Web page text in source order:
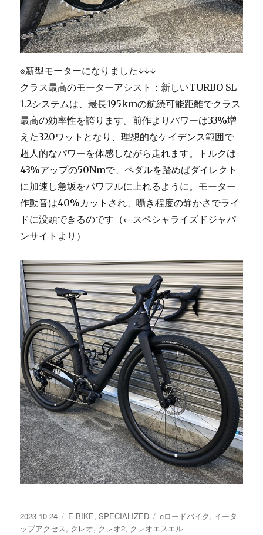
※新型モーターになりました↓↓↓
クラス最高のモーターアシスト：新しいTURBO SL
1.2システムは、最長195kmの航続可能距離でクラス
最高の効率性を誇ります。前作よりパワーは33%増
えた320ワットとなり、理想的なケイデンス範囲で
超人的なパワーを体感しながら走れます。トルクは
43%アップの50Nmで、ペダルを踏めばダイレクト
に加速し急坂をパワフルに上れるように。モーター
作動音は40%カットされ、囁き程度の静かさでライ
ドに没頭できるのです（←スペシャライズドジャパ
ンサイトより）
投
稿
2023-10-24
カ
テ
E-BIKE,SPECIALIZED
タ
グ
eロードバイク, イータ
ップアクセス, クレオ, クレオ2, クレオエスエル